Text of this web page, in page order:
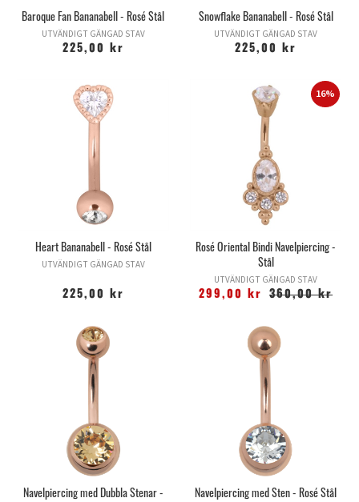
Baroque Fan Bananabell - Rosé Stål
UTVÄNDIGT GÄNGAD STAV
225,00 kr
Snowflake Bananabell - Rosé Stål
UTVÄNDIGT GÄNGAD STAV
225,00 kr
Heart Bananabell - Rosé Stål
UTVÄNDIGT GÄNGAD STAV
225,00 kr
16%
Rosé Oriental Bindi Navelpiercing -
Stål
UTVÄNDIGT GÄNGAD STAV
299,00 kr
360,00 kr
Navelpiercing med Dubbla Stenar -
Navelpiercing med Sten - Rosé Stål